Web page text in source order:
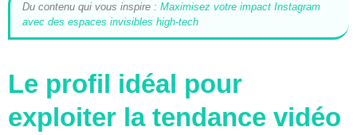
Du contenu qui vous inspire : Maximisez votre impact Instagram
avec des espaces invisibles high-tech
Le profil idéal pour
exploiter la tendance vidéo